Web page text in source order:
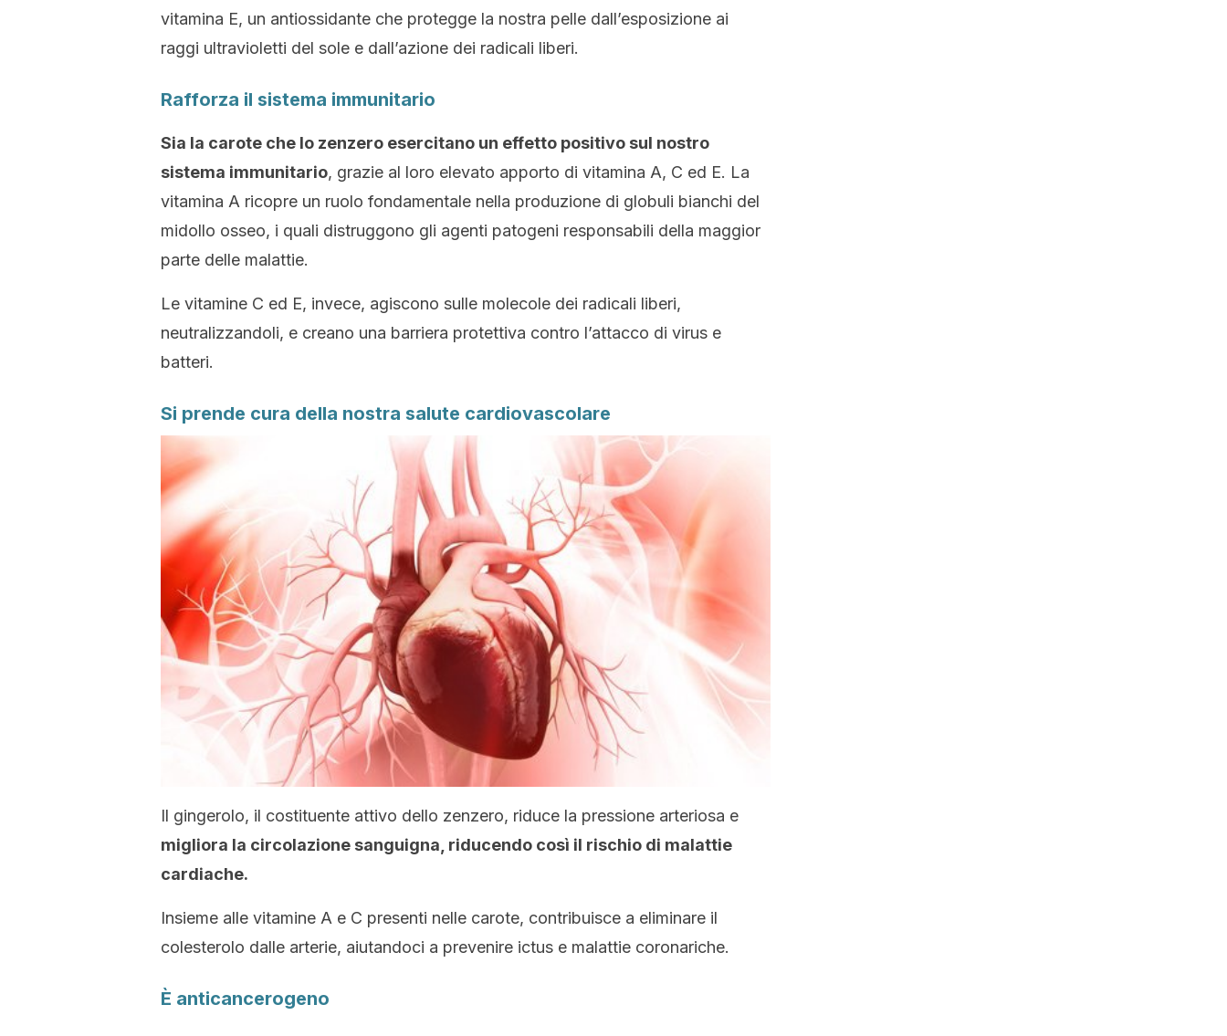
vitamina E, un antiossidante che protegge la nostra pelle dall’esposizione ai
raggi ultravioletti del sole e dall’azione dei radicali liberi.
Rafforza il sistema immunitario
Sia la carote che lo zenzero esercitano un effetto positivo sul nostro
sistema immunitario, grazie al loro elevato apporto di vitamina A, C ed E. La
vitamina A ricopre un ruolo fondamentale nella produzione di globuli bianchi del
midollo osseo, i quali distruggono gli agenti patogeni responsabili della maggior
parte delle malattie.
Le vitamine C ed E, invece, agiscono sulle molecole dei radicali liberi,
neutralizzandoli, e creano una barriera protettiva contro l’attacco di virus e
batteri.
Si prende cura della nostra salute cardiovascolare
Il gingerolo, il costituente attivo dello zenzero, riduce la pressione arteriosa e
migliora la circolazione sanguigna, riducendo così il rischio di malattie
cardiache.
Insieme alle vitamine A e C presenti nelle carote, contribuisce a eliminare il
colesterolo dalle arterie, aiutandoci a prevenire ictus e malattie coronariche.
È anticancerogeno